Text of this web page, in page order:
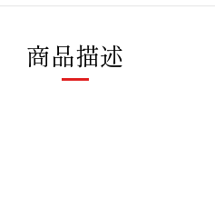
商品描述